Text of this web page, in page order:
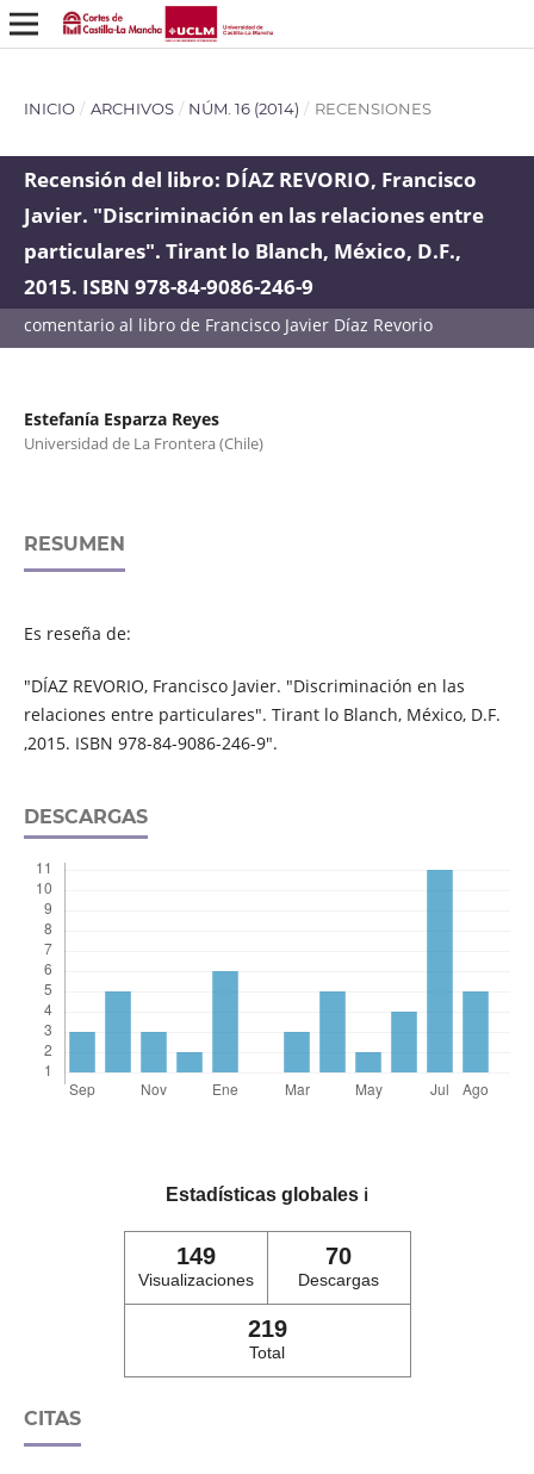
INICIO / ARCHIVOS / NÚM. 16 (2014) / RECENSIONES
Recensión del libro: DÍAZ REVORIO, Francisco
Javier. "Discriminación en las relaciones entre
particulares". Tirant lo Blanch, México, D.F.,
2015. ISBN 978-84-9086-246-9
comentario al libro de Francisco Javier Díaz Revorio
Estefanía Esparza Reyes
Universidad de La Frontera (Chile)
RESUMEN
Es reseña de:
"DÍAZ REVORIO, Francisco Javier. "Discriminación en las
relaciones entre particulares". Tirant lo Blanch, México, D.F.
,2015. ISBN 978-84-9086-246-9".
DESCARGAS
Estadísticas globales ℹ️
149
Visualizaciones
70
Descargas
219
Total
CITAS